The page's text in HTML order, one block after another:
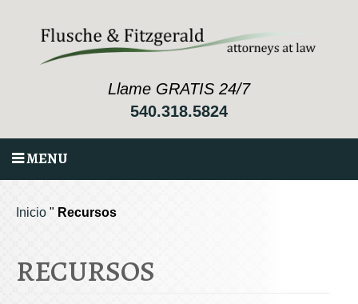
Llame GRATIS 24/7
540.318.5824
MENU
Inicio " Recursos
RECURSOS